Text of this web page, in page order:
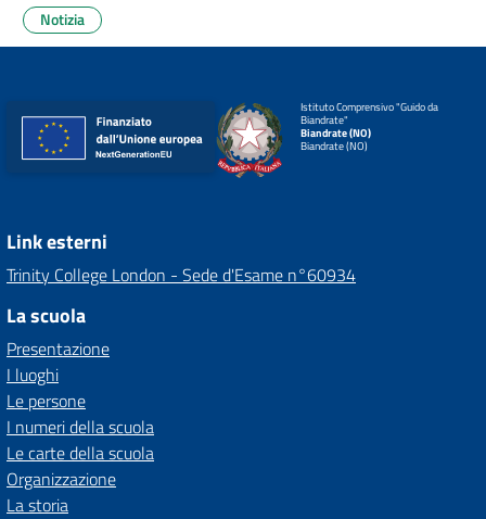
Notizia
Istituto Comprensivo "Guido da
Biandrate"
Biandrate (NO)
Biandrate (NO)
Link esterni
Trinity College London - Sede d'Esame n°60934
La scuola
Presentazione
I luoghi
Le persone
I numeri della scuola
Le carte della scuola
Organizzazione
La storia